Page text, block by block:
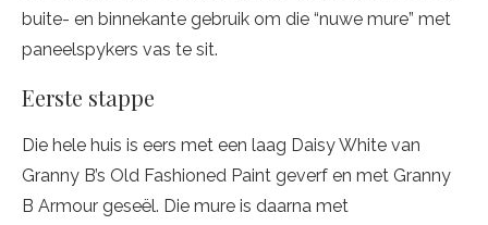
buite- en binnekante gebruik om die “nuwe mure” met
paneelspykers vas te sit.
Eerste stappe
Die hele huis is eers met een laag Daisy White van
Granny B’s Old Fashioned Paint geverf en met Granny
B Armour geseël. Die mure is daarna met